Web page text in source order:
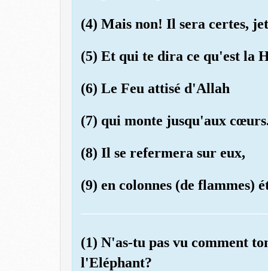
(4) Mais non! Il sera certes,
(5) Et qui te dira ce qu'est la
(6) Le Feu attisé d'Allah
(7) qui monte jusqu'aux
(8) Il se refermera sur eux,
(9) en colonnes (de flammes)
(1) N'as-tu pas vu comment
l'Eléphant?